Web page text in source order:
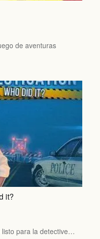
de aventuras
it?
listo para la detective…